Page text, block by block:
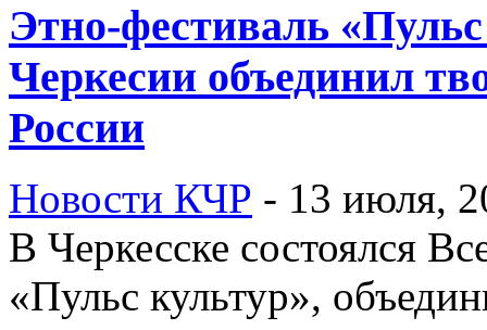
Этно-фестиваль
Черкесии объединил
России
Новости КЧР - 13 июля,
В Черкесске состоялся
«Пульс культур»,